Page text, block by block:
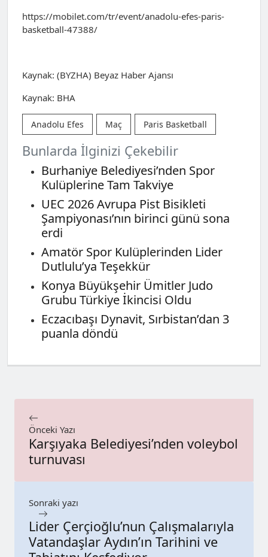
https://mobilet.com/tr/event/anadolu-efes-paris-
basketball-47388/
Kaynak: (BYZHA) Beyaz Haber Ajansı
Kaynak: BHA
Anadolu Efes Maç Paris Basketball
Bunlarda İlginizi Çekebilir
Burhaniye Belediyesi’nden Spor
Kulüplerine Tam Takviye
UEC 2026 Avrupa Pist Bisikleti
Şampiyonası’nın birinci günü sona
erdi
Amatör Spor Kulüplerinden Lider
Dutlulu’ya Teşekkür
Konya Büyükşehir Ümitler Judo
Grubu Türkiye İkincisi Oldu
Eczacıbaşı Dynavit, Sırbistan’dan 3
puanla döndü
Önceki Yazı
Karşıyaka Belediyesi’nden voleybol
turnuvası
Sonraki yazı
Lider Çerçioğlu’nun Çalışmalarıyla
Vatandaşlar Aydın’ın Tarihini ve